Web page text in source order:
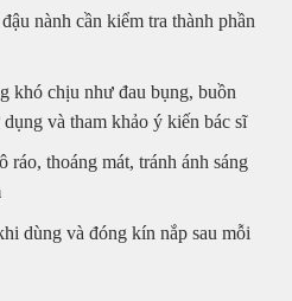
nành cần kiểm tra thành phần
khó chịu như đau bụng, buồn
và tham khảo ý kiến bác sĩ
ráo, thoáng mát, tránh ánh sáng
dùng và đóng kín nắp sau mỗi